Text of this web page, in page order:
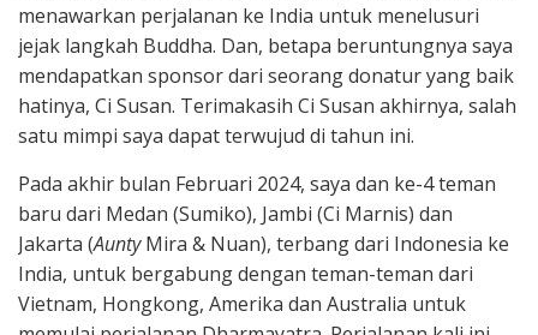
menawarkan perjalanan ke India untuk menelusuri
jejak langkah Buddha. Dan, betapa beruntungnya saya
mendapatkan sponsor dari seorang donatur yang baik
hatinya, Ci Susan. Terimakasih Ci Susan akhirnya, salah
satu mimpi saya dapat terwujud di tahun ini.
Pada akhir bulan Februari 2024, saya dan ke-4 teman
baru dari Medan (Sumiko), Jambi (Ci Marnis) dan
Jakarta (AuntyMira & Nuan), terbang dari Indonesia ke
India, untuk bergabung dengan teman-teman dari
Vietnam, Hongkong, Amerika dan Australia untuk